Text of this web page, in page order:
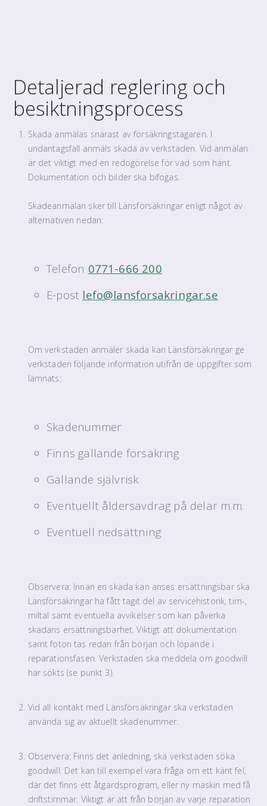
Detaljerad reglering och
besiktningsprocess
Skada anmälas snarast av försäkringstagaren. I
undantagsfall anmäls skada av verkstaden. Vid anmälan
är det viktigt med en redogörelse för vad som hänt.
Dokumentation och bilder ska bifogas.
Skadeanmälan sker till Länsförsäkringar enligt något av
alternativen nedan:
Telefon 0771-­666 200
E-post lefo@lansforsakringar.se
Om verkstaden anmäler skada kan Länsförsäkringar ge
verkstaden följande information utifrån de uppgifter som
lämnats:
Skadenummer
Finns gällande försäkring
Gällande självrisk
Eventuellt åldersavdrag på delar m.m.
Eventuell nedsättning
Observera: Innan en skada kan anses ersättningsbar ska
Länsförsäkringar ha fått tagit del av servicehistorik, tim-,
miltal samt eventuella avvikelser som kan påverka
skadans ersättningsbarhet. Viktigt att dokumentation
samt foton tas redan från början och löpande i
reparationsfasen. Verkstaden ska meddela om goodwill
har sökts (se punkt 3).
Vid all kontakt med Länsförsäkringar ska verkstaden
använda sig av aktuellt skadenummer.
Observera: Finns det anledning, ska verkstaden söka
goodwill. Det kan till exempel vara fråga om ett känt fel,
där det finns ett åtgärdsprogram, eller ny maskin med få
driftstimmar. Viktigt är att från början av varje reparation